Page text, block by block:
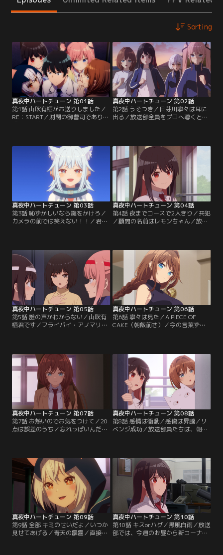
Sorting
真夜中ハートチューン 第01話
第1話 山吹有栖がお送りしました／
RE：START／財閥の御曹司であり、
『完璧を約束された男』を自負する
その1％を満たすため、楓林高校に
通いながら、変わった“人探し”を行
っている。有栖が探しているのは、
かつて毎晩のように聞いていたラジ
オ『真夜中ハートチューン』の配信
者『アポロ』。【提供：バンダイチ
真夜中ハートチューン 第02話
第2話 うそつき／日芽川寧々は耳に
出る／放送部全員をプロへ導くと誓
は、路上ライブでCD50枚を手売り
すること。だが生来緊張したことの
ない有栖は、六花が抱える『人前で
歌うことへの不安』を理解できず、
結果課した目標を突き返されてしま
う。【提供：バンダイチャンネル】
真夜中ハートチューン 第03話
第3話 恥ずかしいなら鍵をかけろ／
カメラの前では笑えない！！／君の
てしまう。案の定、やってきた有栖
に下着姿を見られ女子の悲鳴が……
と思われたのだが、「キサマらアホ
かっっ！！！」という有栖の叱責が
かわりに部室に響く。放課後、部員
のひとりである日芽川寧々は…。
【提供：バンダイチャンネル】
真夜中ハートチューン 第04話
第4話 夜までコースで2人きり／共犯
／顧問の名前はレモンちゃん／放送
丈な振る舞いで信頼も厚いしのぶだ
が、頼られると断れない性格の持ち
主でもある。そのため、副会長とし
て人より多くの仕事を請け負ってし
まうことも少なくない。共学後初の
体育祭が近づいている最中…。【提
供：バンダイチャンネル】
真夜中ハートチューン 第05話
第5話 誰の声かわからない／山吹有
栖君です／フライバイ・アノマリー
の、教師の目を盗めば実現できるは
ずと、放送部たちは秘密裏に動き出
す。しかし、そこに顧問である安藤
檸檬が現れ、目論見はバレてしま
う。しのぶによる説得の末、檸檬の
協力を得られた放送部たちは…。
【提供：バンダイチャンネル】
真夜中ハートチューン 第06話
第6話 寧々は見た／A PIECE OF
CAKE（朝飯前さ）／今の言葉ずっ
祭大成功★ハイパー打ち上げ』と称
し、六花の音頭で乾杯する放送部員
たち。各々めかしこみ気合いを入れ
てきたのだが、有栖は体育祭の疲労
から、すぐに寝落ちしてしまう。
【提供：バンダイチャンネル】
真夜中ハートチューン 第07話
第7話 お熱いのでお気をつけて／20
点は誤差のうち／忘れっぽいんだ／
ージを見ている女子の姿が。気にな
った有栖が声をかけると、昔はこん
なんじゃなかったのに、と不満げな
言葉を残し去って行ってしまう。
【提供：バンダイチャンネル】
真夜中ハートチューン 第08話
第8話 感情は衝動／感傷は昇騰／リ
ベンジ成功／放送部員たちは、朝放
栖がどうしたのかと尋ねるも教えて
はくれず、しまいには「うるさ
い！」と部室を出て行ってしまう。
しのぶたち曰く、助っ人として入部
している演劇部での活動があまり上
手くいっていないらしい、とのこ
と。【提供：バンダイチャンネル】
真夜中ハートチューン 第09話
第9話 全部 キミのせいだよ／いつか
見せてあげる／青天の霹靂／直接触
真夜中ハートチューン 第10話
第10話 キスorハグ／黒風白雨／放送
部では、今週のお昼から新コーナー